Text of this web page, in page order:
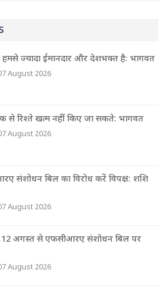
ज्यादा ईमानदार और देशभक्त है: भागवत
August 2026
से रिश्ते खत्म नहीं किए जा सकते: भागवत
August 2026
संशोधन बिल का विरोध करें विपक्ष: शशि
August 2026
अगस्त से एफसीआरए संशोधन बिल पर
August 2026